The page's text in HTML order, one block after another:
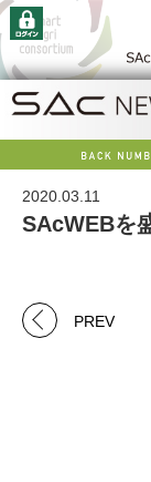
2020.03.11
SAcWEBを
PREV